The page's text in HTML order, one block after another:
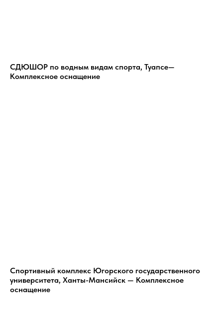
СДЮШОР по водным видам спорта, Туапсе—
Комплексное оснащение
Спортивный комплекс Югорского государственного
университета, Ханты-Мансийск — Комплексное
оснащение